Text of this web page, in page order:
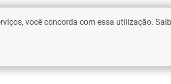
você concorda com essa utilização.